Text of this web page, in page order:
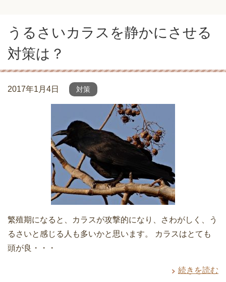
うるさいカラスを静かにさせる
対策は？
2017年1月4日 対策
繁殖期になると、カラスが攻撃的になり、さわがしく、う
るさいと感じる人も多いかと思います。 カラスはとても
頭が良・・・
続きを読む